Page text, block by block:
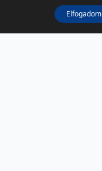
Elfogadom